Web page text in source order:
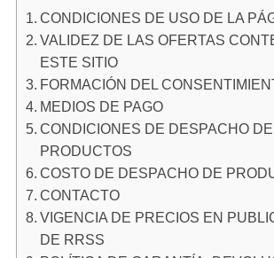
CONDICIONES DE USO DE LA
VALIDEZ DE LAS OFERTAS
ESTE SITIO
FORMACIÓN DEL
MEDIOS DE PAGO
CONDICIONES DE DESPACHO DE
PRODUCTOS
COSTO DE DESPACHO DE
CONTACTO
VIGENCIA DE PRECIOS EN
DE RRSS